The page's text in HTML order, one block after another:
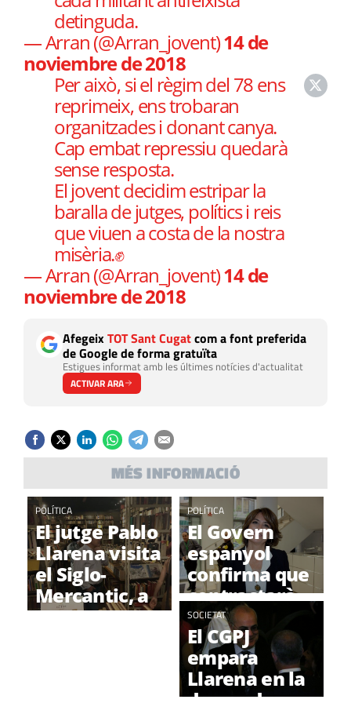
detinguda.
— Arran (@Arran_jovent)14 de
noviembre de 2018
Per això, si el règim del 78 ens
reprimeix, ens trobaran
organitzades i donant canya.
Cap embat repressiu quedarà
sense resposta.
El jovent decidim estripar la
baralla de jutges, polítics i reis
que viuen a costa de la nostra
misèria.✊
— Arran (@Arran_jovent)14 de
noviembre de 2018
AfegeixTOT Sant Cugatcom a font preferida
de Google de forma gratuïta
Estigues informat amb les últimes notícies d'actualitat
ACTIVAR ARA
MÉS INFORMACIÓ
POLÍTICA
El jutge Pablo
Llarena visita
el Siglo-
Mercantic, a
Sant Cugat
POLÍTICA
El Govern
espanyol
confirma que
contractarà
un advocat
belga per
defensar
Llarena
SOCIETAT
El CGPJ
empara
Llarena en la